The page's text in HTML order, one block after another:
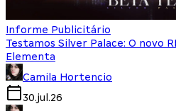
Informe Publicitário
Testamos Silver Palace: O novo
Elementa
Camila Hortencio
30.jul.26